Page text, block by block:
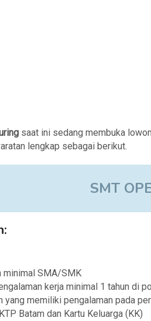
saat ini sedang membuka
lengkap sebagai berikut.
SMT
minimal SMA/SMK
kerja minimal 1 tahun di
yang memiliki pengalaman pada
Batam dan Kartu Keluarga (KK)